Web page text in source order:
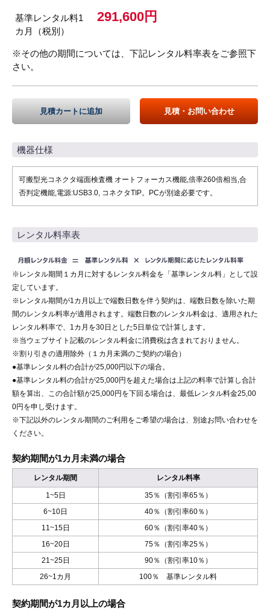
基準レンタル料1
カ月（税別）
291,600円
※その他の期間については、下記レンタル料率表をご参照下
さい。
見積カートに追加 見積・お問い合わせ
機器仕様
可搬型光コネクタ端面検査機 オートフォーカス機能,倍率260倍相当,合
否判定機能,電源:USB3.0, コネクタTIP。PCが別途必要です。
レンタル料率表
※レンタル期間１カ月に対するレンタル料金を「基準レンタル料」として設
定しています。
※レンタル期間が1カ月以上で端数日数を伴う契約は、端数日数を除いた期
間のレンタル料率が適用されます。端数日数のレンタル料金は、適用された
レンタル料率で、1カ月を30日とした5日単位で計算します。
※当ウェブサイト記載のレンタル料金に消費税は含まれておりません。
※割り引きの適用除外（１カ月未満のご契約の場合）
●基準レンタル料の合計が25,000円以下の場合。
●基準レンタル料の合計が25,000円を超えた場合は上記の料率で計算し合計
額を算出、この合計額が25,000円を下回る場合は、最低レンタル料金25,00
0円を申し受けます。
※下記以外のレンタル期間のご利用をご希望の場合は、別途お問い合わせを
ください。
契約期間が1カ月未満の場合
レンタル期間 レンタル料率
1~5日
35％（割引率65％）
6~10日
40％（割引率60％）
11~15日
60％（割引率40％）
16~20日
75％（割引率25％）
21~25日
90％（割引率10％）
26~1カ月
100％ 基準レンタル料
契約期間が1カ月以上の場合